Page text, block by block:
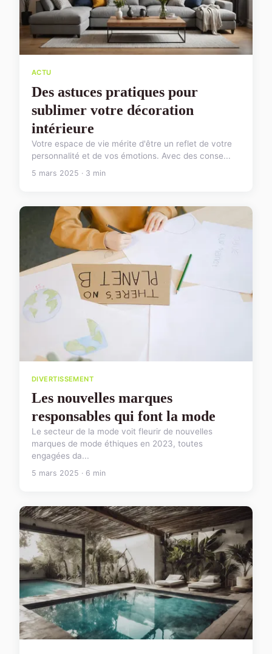
ACTU
Des astuces pratiques pour
sublimer votre décoration
intérieure
Votre espace de vie mérite d'être un reflet de votre
personnalité et de vos émotions. Avec des conse...
5 mars 2025 · 3 min
DIVERTISSEMENT
Les nouvelles marques
responsables qui font la mode
Le secteur de la mode voit fleurir de nouvelles
marques de mode éthiques en 2023, toutes
engagées da...
5 mars 2025 · 6 min